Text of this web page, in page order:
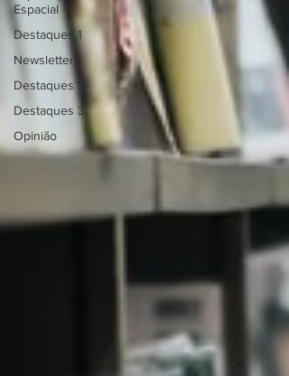
Espacial
Destaques 1
Newsletters
Destaques 2
Destaques 3
Opinião